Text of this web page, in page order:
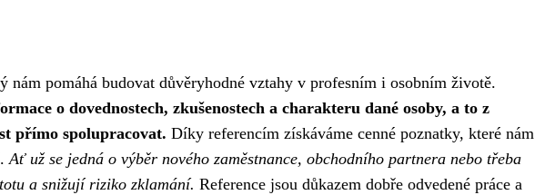
nám pomáhá budovat důvěryhodné vztahy v profesním i osobním životě.
o dovednostech, zkušenostech a charakteru dané osoby, a to z
přímo spolupracovat. Díky referencím získáváme cenné poznatky, které nám
Ať už se jedná o výběr nového zaměstnance, obchodního partnera nebo třeba
a snižují riziko zklamání. Reference jsou důkazem dobře odvedené práce a